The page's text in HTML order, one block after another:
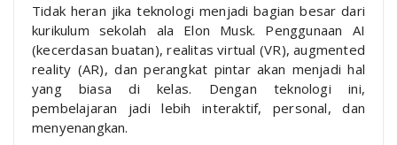
Tidak heran jika teknologi menjadi bagian besar dari
kurikulum sekolah ala Elon Musk. Penggunaan AI
(kecerdasan buatan), realitas virtual (VR), augmented
reality (AR), dan perangkat pintar akan menjadi hal
yang biasa di kelas. Dengan teknologi ini,
pembelajaran jadi lebih interaktif, personal, dan
menyenangkan.